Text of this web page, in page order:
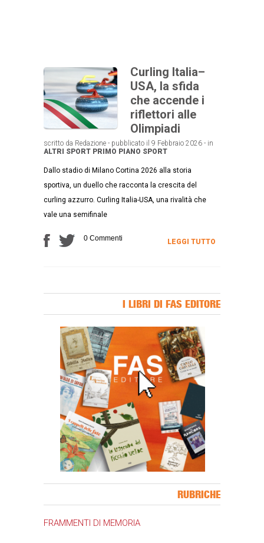
Curling Italia–
USA, la sfida
che accende i
riflettori alle
Olimpiadi
scritto da Redazione - pubblicato il 9 Febbraio 2026 - in
ALTRI SPORT PRIMO PIANO SPORT
Dallo stadio di Milano Cortina 2026 alla storia
sportiva, un duello che racconta la crescita del
curling azzurro. Curling Italia-USA, una rivalità che
vale una semifinale
0 Commenti LEGGI TUTTO
I LIBRI DI FAS EDITORE
RUBRICHE
FRAMMENTI DI MEMORIA